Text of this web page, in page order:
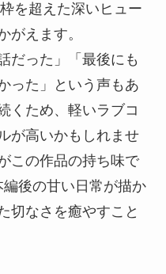
を超えた深いヒュー
がえます。
だった」「最後にも
った」という声もあ
くため、軽いラブコ
が高いかもしれませ
この作品の持ち味で
後の甘い日常が描か
切なさを癒やすこと